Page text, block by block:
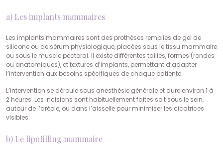
a) Les implants mammaires
Les implants mammaires sont des prothèses remplies de gel de
silicone ou de sérum physiologique, placées sous le tissu mammaire
ou sous le muscle pectoral. Il existe différentes tailles, formes (rondes
ou anatomiques), et textures d’implants, permettant d’adapter
l’intervention aux besoins spécifiques de chaque patiente.
L’intervention se déroule sous anesthésie générale et dure environ 1 à
2 heures. Les incisions sont habituellement faites soit sous le sein,
autour de l’aréole, ou dans l’aisselle pour minimiser les cicatrices
visibles.
b) Le lipofilling mammaire